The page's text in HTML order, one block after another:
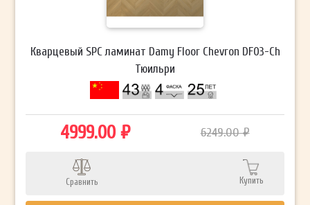
Кварцевый SPC ламинат Damy Floor Chevron DF03-Ch
Тюильри
4999.00 ₽ 6249.00 ₽
Сравнить Купить